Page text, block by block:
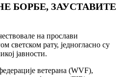
БОРБЕ, ЗАУСТАВИТЕ
на прослави
светском рату, једногласно су
јавности.
ветерана (WVF),